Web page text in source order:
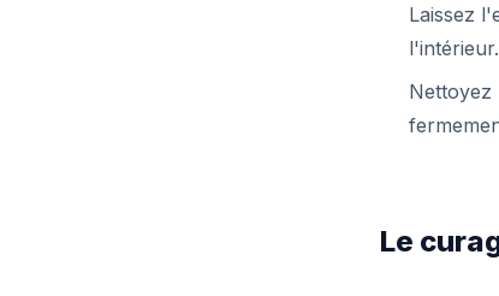
Laissez
l'intérieur.
Nettoyez
Le